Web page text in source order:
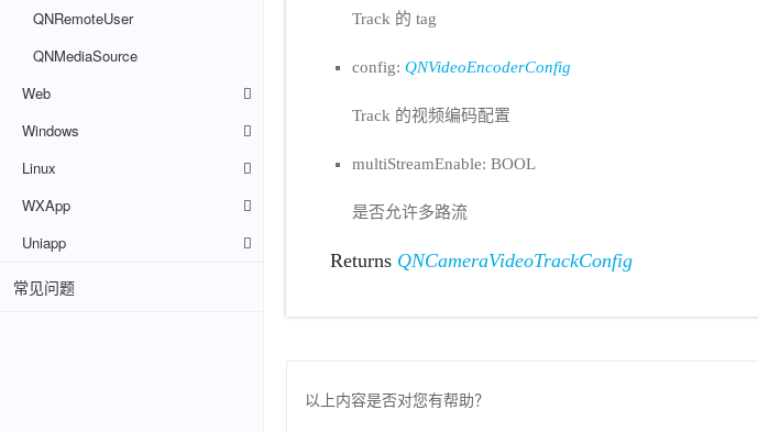
QNRemoteUser
QNMediaSource
Web
Windows
Linux
WXApp
Uniapp
常见问题
Track 的 tag
config: QNVideoEncoderConfig
Track 的视频编码配置
multiStreamEnable: BOOL
是否允许多路流
Returns QNCameraVideoTrackConfig
以上内容是否对您有帮助？